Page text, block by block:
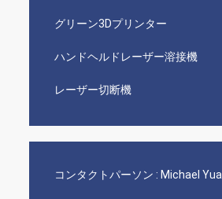
グリーン3Dプリンター
ハンドヘルドレーザー溶接機
レーザー切断機
コンタクトパーソン : Michael